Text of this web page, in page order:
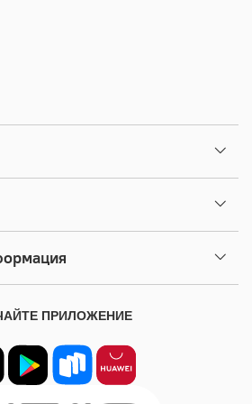
ПРИЛОЖЕНИЕ